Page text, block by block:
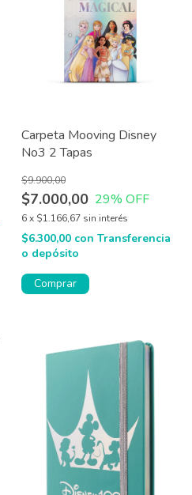
Carpeta Mooving Disney
No3 2 Tapas
$7.000,00
$9.900,00
29% OFF
6x $1.166,67 sin interés
$6.300,00 con Transferencia
o depósito
Comprar